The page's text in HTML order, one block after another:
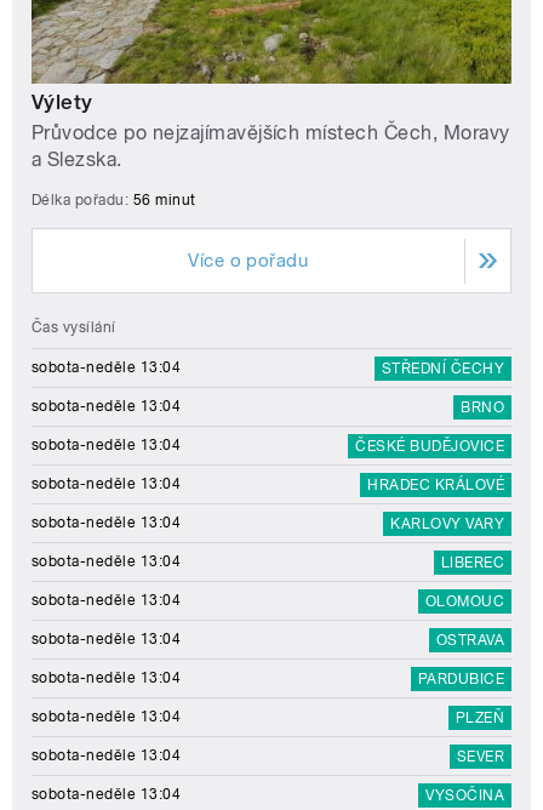
Výlety
Průvodce po nejzajímavějších místech Čech, Moravy
a Slezska.
Délka pořadu: 56 minut
Více o pořadu
Čas vysílání
sobota-neděle 13:04 STŘEDNÍ ČECHY
sobota-neděle 13:04 BRNO
sobota-neděle 13:04 ČESKÉ BUDĚJOVICE
sobota-neděle 13:04 HRADEC KRÁLOVÉ
sobota-neděle 13:04 KARLOVY VARY
sobota-neděle 13:04 LIBEREC
sobota-neděle 13:04 OLOMOUC
sobota-neděle 13:04 OSTRAVA
sobota-neděle 13:04 PARDUBICE
sobota-neděle 13:04 PLZEŇ
sobota-neděle 13:04 SEVER
sobota-neděle 13:04 VYSOČINA